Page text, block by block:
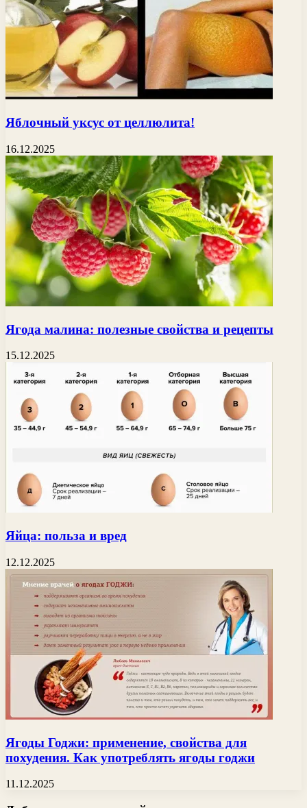
Яблочный уксус от целлюлита!
16.12.2025
Ягода малина: полезные свойства и рецепты
15.12.2025
Яйца: польза и вред
12.12.2025
Ягоды Годжи: применение, свойства для
похудения. Как употреблять ягоды годжи
11.12.2025